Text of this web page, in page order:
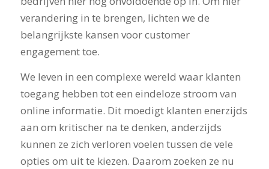
verandering in te brengen, lichten we de
belangrijkste kansen voor customer
engagement toe.
We leven in een complexe wereld waar klanten
toegang hebben tot een eindeloze stroom van
online informatie. Dit moedigt klanten enerzijds
aan om kritischer na te denken, anderzijds
kunnen ze zich verloren voelen tussen de vele
opties om uit te kiezen. Daarom zoeken ze nu